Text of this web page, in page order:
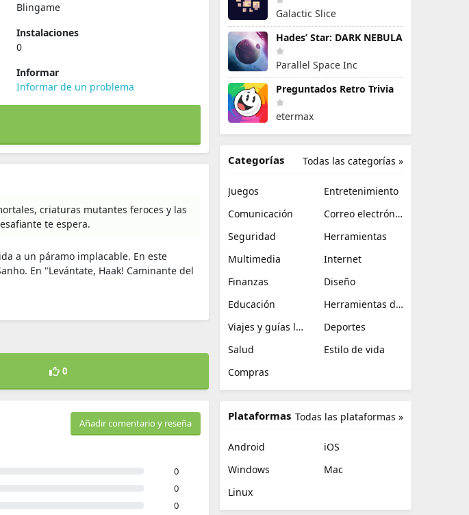
Blingame
Instalaciones
0
Informar
Informar de un problema
criaturas mutantes feroces y las
te espera.
a un páramo implacable. En este
En "Levántate, Haak! Caminante del
0
Añadir comentario y reseña
0
0
0
Galactic Slice
Hades’ Star: DARK NEBULA
Parallel Space Inc
Preguntados Retro Trivia
etermax
Todas las categorías »
Categorías
Juegos
Entretenimiento
Comunicación
Correo electrónico
Seguridad
Herramientas
Multimedia
Internet
Finanzas
Diseño
Educación
Herramientas de TI
Viajes y guías locales
Deportes
Salud
Estilo de vida
Compras
Todas las plataformas »
Plataformas
Android
iOS
Windows
Mac
Linux